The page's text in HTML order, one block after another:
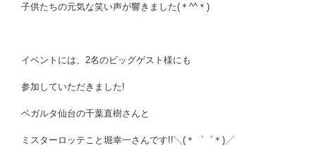
子供たちの元気な笑い声が響きました(＊^^＊)
イベントには、2名のビッグゲスト様にも
参加していただきました!
ベガルタ仙台の千葉直樹さんと
ミスターロッテこと堀幸一さんです!!╲(＊゜゜＊)╱